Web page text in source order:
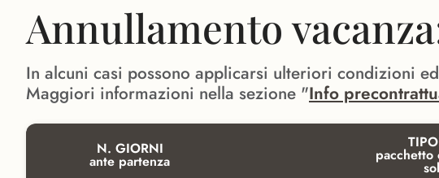
Annullamento
In alcuni casi possono applicarsi ulteriori condizioni
Maggiori informazioni nella sezione "Info
N. GIORNI
ante partenza pacchetto